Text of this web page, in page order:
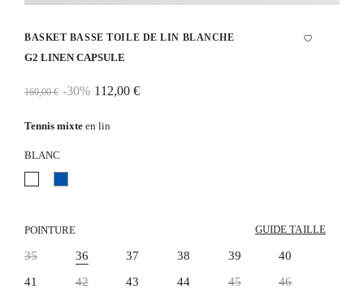
BASKET BASSE TOILE DE LIN BLANCHE
G2 LINEN CAPSULE
160,00 € -30% 112,00 €
Tennis mixte en lin
BLANC
POINTURE
35 36 37 38 39
40
41
42 43 44 45 46
GUIDE TAILLE